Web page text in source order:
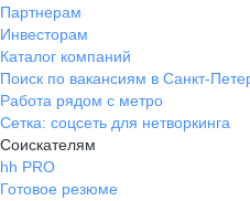
Партнерам
Инвесторам
Каталог компаний
Поиск по вакансиям в Санкт-
Работа рядом с метро
Сетка: соцсеть для нетворкинга
Соискателям
hh PRO
Готовое резюме